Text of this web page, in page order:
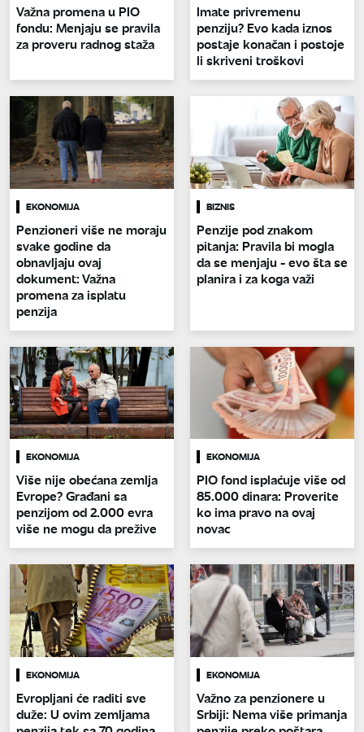
Važna promena u PIO
fondu: Menjaju se pravila
za proveru radnog staža
Imate privremenu
penziju? Evo kada iznos
postaje konačan i postoje
li skriveni troškovi
EKONOMIJA
Penzioneri više ne moraju
svake godine da
obnavljaju ovaj
dokument: Važna
promena za isplatu
penzija
BIZNIS
Penzije pod znakom
pitanja: Pravila bi mogla
da se menjaju - evo šta se
planira i za koga važi
EKONOMIJA
Više nije obećana zemlja
Evrope? Građani sa
penzijom od 2.000 evra
više ne mogu da prežive
EKONOMIJA
PIO fond isplaćuje više od
85.000 dinara: Proverite
ko ima pravo na ovaj
novac
EKONOMIJA
Evropljani će raditi sve
duže: U ovim zemljama
EKONOMIJA
Važno za penzionere u
Srbiji: Nema više primanja